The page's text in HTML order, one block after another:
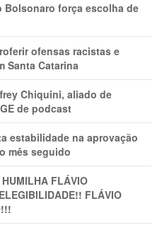
Bolsonaro força escolha de
ofensas racistas e
Santa Catarina
Chiquini, aliado de
de podcast
estabilidade na aprovação
mês seguido
FLÁVIO
FLÁVIO